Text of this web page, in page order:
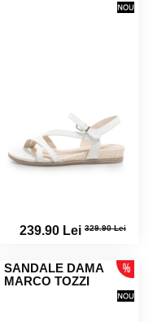
239.90 Lei329.90 Lei
SANDALE DAMA
MARCO TOZZI